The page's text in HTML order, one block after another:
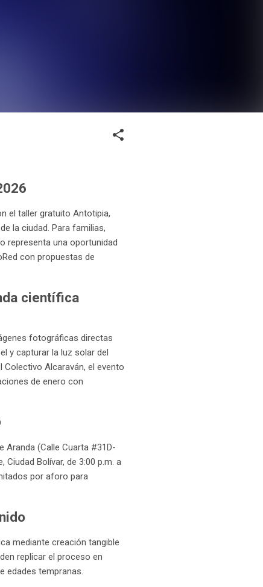
el taller gratuito Antotipia,
la ciudad. Para familias,
representa una oportunidad
con propuestas de
científica
fotográficas directas
y capturar la luz solar del
Colectivo Alcaraván, el evento
de enero con
Aranda (Calle Cuarta #31D-
Ciudad Bolívar, de 3:00 p.m. a
por aforo para
mediante creación tangible
replicar el proceso en
edades tempranas.